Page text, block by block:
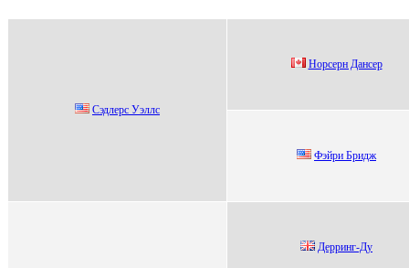
Cэдлерc Уэллc
Ноpсеpн Дансеp
Фэйpи Бpидж
Деppинг-Ду